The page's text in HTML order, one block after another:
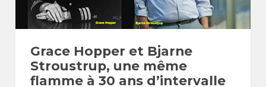
Grace Hopper et Bjarne
Stroustrup, une même
flamme à 30 ans d’intervalle